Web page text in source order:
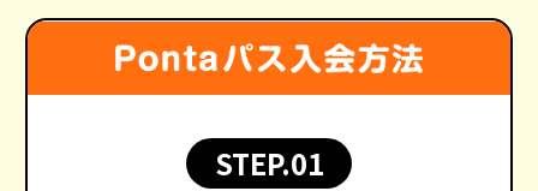
STEP.01